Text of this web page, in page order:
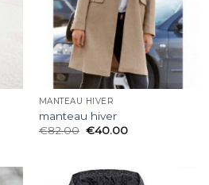
MANTEAU HIVER
manteau hiver
€82.00 €40.00